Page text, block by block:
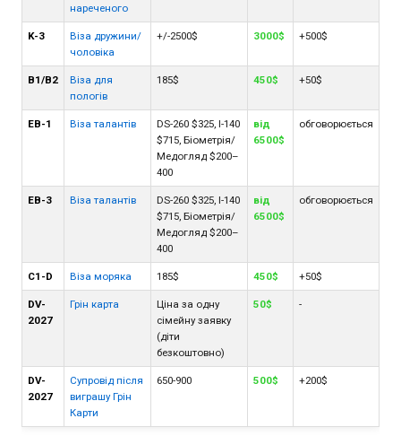
нареченого
K-3
Віза дружини/
чоловіка
+/-2500$ 3000$ +500$
В1/В2
Віза для
пологів
185$ 450$ +50$
ЕВ-1 Віза талантів
DS-260 $325, I-140
$715, Біометрія/
Медогляд $200–
400
від
6500$
обговорюється
ЕВ-3 Віза талантів
DS-260 $325, I-140
$715, Біометрія/
Медогляд $200–
400
від
6500$
обговорюється
С1-D Віза моряка 185$ 450$ +50$
DV-
2027
Грін карта
Ціна за одну
сімейну заявку
(діти
безкоштовно)
50$ -
DV-
2027
Супровід після
виграшу Грін
Карти
650-900 500$ +200$